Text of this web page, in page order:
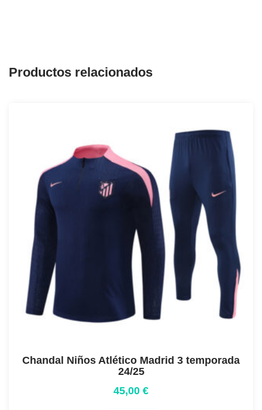
Productos relacionados
Chandal Niños Atlético Madrid 3 temporada
24/25
45,00 €